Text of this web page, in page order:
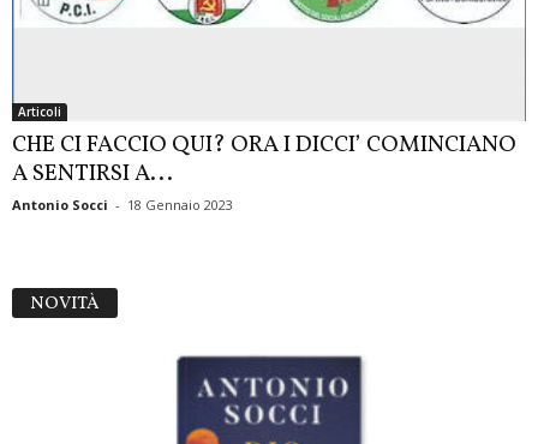
Articoli
CHE CI FACCIO QUI? ORA I DICCI’ COMINCIANO
A SENTIRSI A...
Antonio Socci - 18 Gennaio 2023
NOVITÀ